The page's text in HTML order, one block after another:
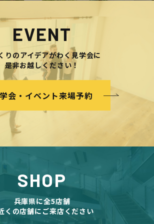
EVENT
りのアイデアがわく見学会に
是非お越しください！
会・イベント来場予約
SHOP
兵庫県に全5店舗
くの店舗にご来店ください